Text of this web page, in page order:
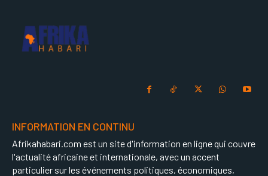
INFORMATION EN CONTINU
Afrikahabari.com est un site d'information en ligne qui couvre
l'actualité africaine et internationale, avec un accent
particulier sur les événements politiques, économiques,